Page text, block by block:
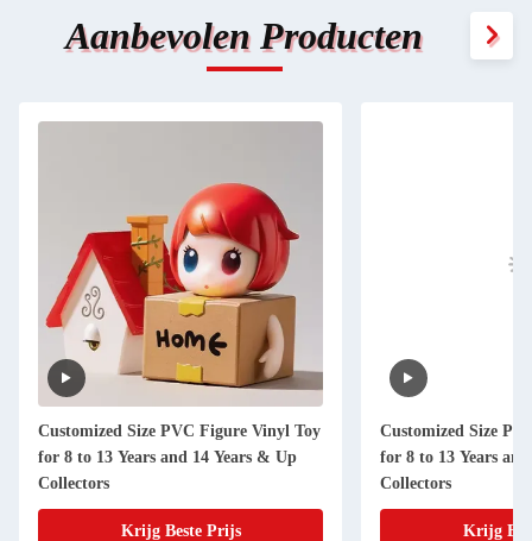
Aanbevolen Producten
Customized Size PVC Figure Vinyl Toy
for 8 to 13 Years and 14 Years & Up
Collectors
Krijg Beste Prijs
Customized Size
for 8 to 13 Years
Collectors
Krijg